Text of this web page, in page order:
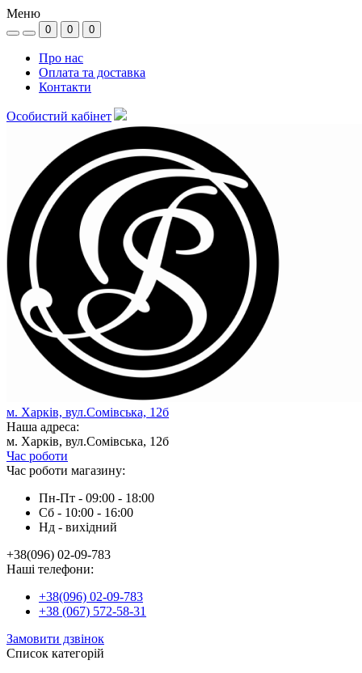
Меню
0 0 0
Про нас
Оплата та доставка
Контакти
Особистий кабінет
м. Харків, вул.Сомівська, 12б
Наша адреса:
м. Харків, вул.Сомівська, 12б
Час роботи
Час роботи магазину:
Пн-Пт - 09:00 - 18:00
Сб - 10:00 - 16:00
Нд - вихiдний
+38(096) 02-09-783
Наші телефони:
+38(096) 02-09-783
+38 (067) 572-58-31
Замовити дзвінок
Список категорій